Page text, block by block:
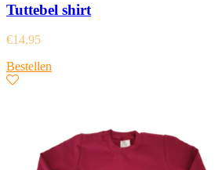
Tuttebel shirt
€14,95
Bestellen